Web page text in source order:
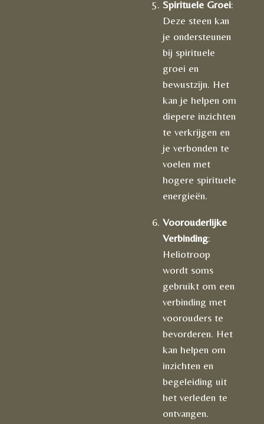
Spirituele Groei:
Deze steen kan
je ondersteunen
bij spirituele
groei en
bewustzijn. Het
kan je helpen om
diepere inzichten
te verkrijgen en
je verbonden te
voelen met
hogere spirituele
energieën.
Voorouderlijke
Verbinding:
Heliotroop
wordt soms
gebruikt om een
verbinding met
voorouders te
bevorderen. Het
kan helpen om
inzichten en
begeleiding uit
het verleden te
ontvangen.